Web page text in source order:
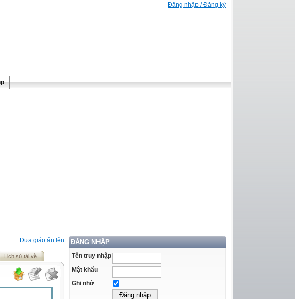
Đăng nhập / Đăng ký
ĐĂNG NHẬP
Tên truy nhập
Mật khẩu
Ghi nhớ
Đưa giáo án lên
Lịch sử tải về